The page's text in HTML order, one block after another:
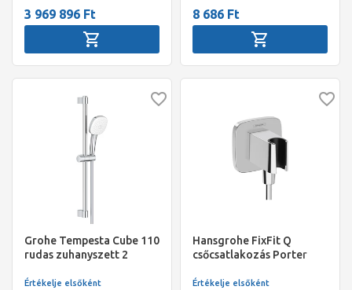
3 969 896 Ft 8 686 Ft
Grohe Tempesta Cube 110
rudas zuhanyszett 2
gégecső 1750mm, rúd
Értékelje elsőként
Hansgrohe FixFit Q
csőcsatlakozás Porter
Értékelje elsőként